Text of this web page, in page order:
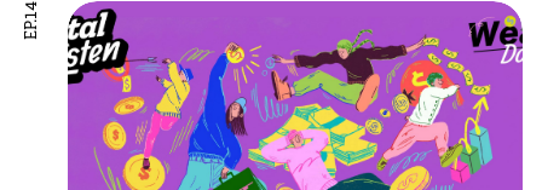
EP.14